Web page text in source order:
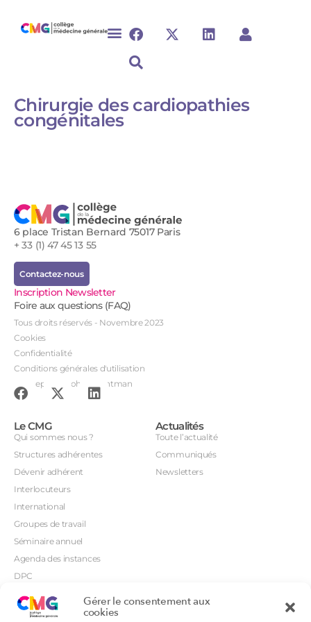
Gérer le consentement aux
cookies
Chirurgie des cardiopathies
congénitales
6 place Tristan Bernard 75017 Paris
+ 33 (1) 47 45 13 55
Contactez-nous
Inscription Newsletter
Foire aux questions (FAQ)
Tous droits réservés - Novembre 2023
Cookies
Confidentialité
Conditions générales d'utilisation
Conception : John Brightman
Le CMG
Qui sommes nous ?
Structures adhérentes
Dévenir adhérent
Interlocuteurs
International
Groupes de travail
Séminaire annuel
Agenda des instances
DPC
Orientations prioritaires
Actualités
Toute l’actualité
Communiqués
Newsletters